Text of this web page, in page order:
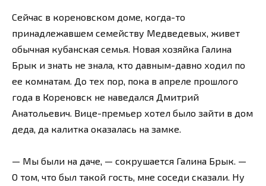
Сейчас в кореновском доме, когда-то
принадлежавшем семейству Медведевых, живет
обычная кубанская семья. Новая хозяйка Галина
Брык и знать не знала, кто давным-давно ходил по
ее комнатам. До тех пор, пока в апреле прошлого
года в Кореновск не наведался Дмитрий
Анатольевич. Вице-премьер хотел было зайти в дом
деда, да калитка оказалась на замке.
— Мы были на даче, — сокрушается Галина Брык. —
О том, что был такой гость, мне соседи сказали. Ну